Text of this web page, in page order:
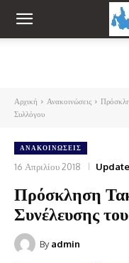
Αρχική Ανακοινώσεις
Συλλόγου
ΑΝΑΚΟΙΝΏΣΕΙΣ
16 Απριλίου 2018
Πρόσκληση
Συνέλευσης
By admin